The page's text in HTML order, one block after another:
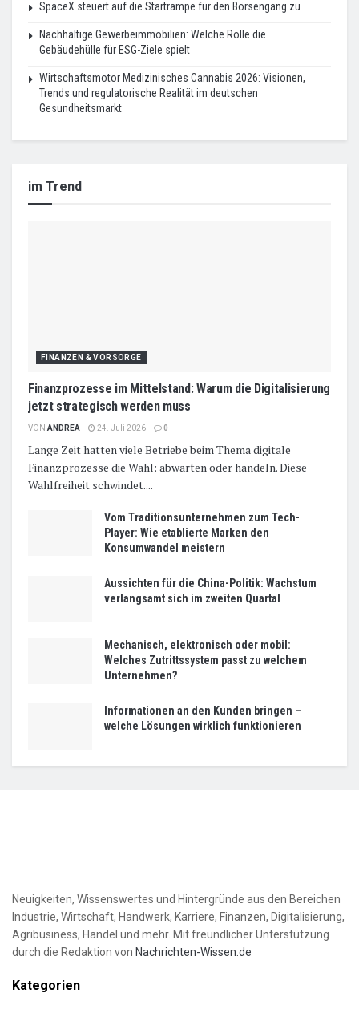
SpaceX steuert auf die Startrampe für den Börsengang zu
Nachhaltige Gewerbeimmobilien: Welche Rolle die
Gebäudehülle für ESG-Ziele spielt
Wirtschaftsmotor Medizinisches Cannabis 2026: Visionen,
Trends und regulatorische Realität im deutschen
Gesundheitsmarkt
im Trend
FINANZEN & VORSORGE
Finanzprozesse im Mittelstand: Warum die Digitalisierung
jetzt strategisch werden muss
VON ANDREA 24. Juli 2026 0
Lange Zeit hatten viele Betriebe beim Thema digitale
Finanzprozesse die Wahl: abwarten oder handeln. Diese
Wahlfreiheit schwindet....
Vom Traditionsunternehmen zum Tech-
Player: Wie etablierte Marken den
Konsumwandel meistern
Aussichten für die China-Politik: Wachstum
verlangsamt sich im zweiten Quartal
Mechanisch, elektronisch oder mobil:
Welches Zutrittssystem passt zu welchem
Unternehmen?
Informationen an den Kunden bringen –
welche Lösungen wirklich funktionieren
Neuigkeiten, Wissenswertes und Hintergründe aus den Bereichen
Industrie, Wirtschaft, Handwerk, Karriere, Finanzen, Digitalisierung,
Agribusiness, Handel und mehr. Mit freundlicher Unterstützung
durch die Redaktion von Nachrichten-Wissen.de
Kategorien